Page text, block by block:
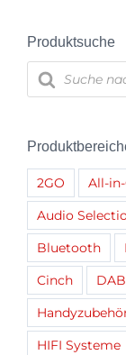
Produktsuche
Products
search
2GO All-
Audio
Bluetooth
Cinch
HIFI Systeme